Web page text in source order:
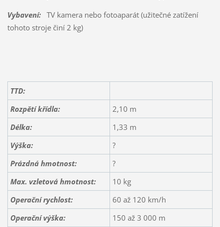
Vybavení:TV kamera nebo fotoaparát (užitečné zatížení
tohoto stroje činí 2 kg)
TTD:
Rozpětí křídla:
2,10 m
Délka:
1,33 m
Výška:
?
Prázdná hmotnost:
?
Max. vzletová hmotnost:
10 kg
Operační rychlost:
60 až 120 km/h
Operační výška:
150 až 3 000 m